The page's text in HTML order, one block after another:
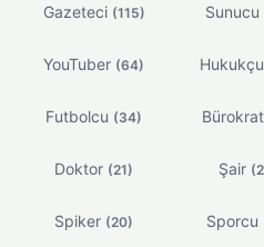
Gazeteci (115) Sunucu
YouTuber (64) Hukukçu
Futbolcu (34) Bürokrat
Doktor (21) Şair
Spiker (20) Sporcu